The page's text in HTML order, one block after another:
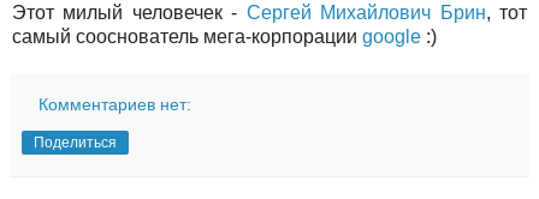
Этот милый человечек - Сергей Михайлович Брин, тот
самый сооснователь мега-корпорации google :)
Комментариев нет:
Поделиться